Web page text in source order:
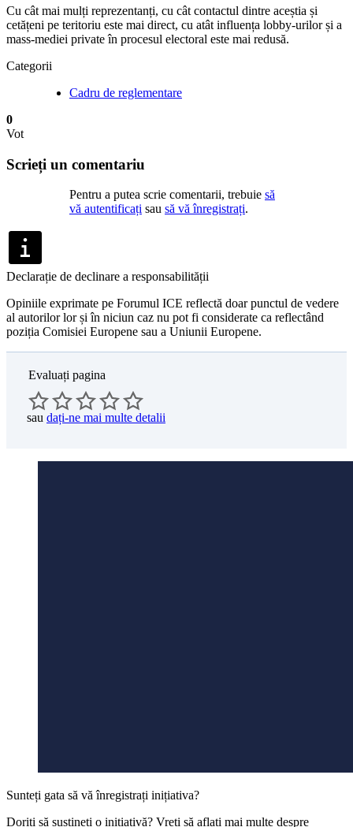
Cu cât mai mulți reprezentanți, cu cât contactul dintre aceștia și
cetățeni pe teritoriu este mai direct, cu atât influența lobby-urilor și a
mass-mediei private în procesul electoral este mai redusă.
Categorii
Cadru de reglementare
0
Vot
Scrieți un comentariu
Pentru a putea scrie comentarii, trebuie să
vă autentificați sau să vă înregistrați.
Declarație de declinare a responsabilității
Opiniile exprimate pe Forumul ICE reflectă doar punctul de vedere
al autorilor lor și în niciun caz nu pot fi considerate ca reflectând
poziția Comisiei Europene sau a Uniunii Europene.
Evaluați pagina
sau dați-ne mai multe detalii
Sunteți gata să vă înregistrați inițiativa?
Doriți să susțineți o inițiativă? Vreți să aflați mai multe despre